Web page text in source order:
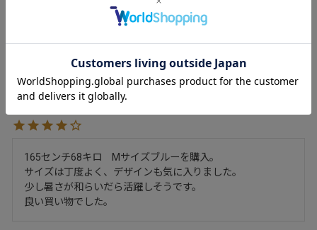
デザインもよく、材質もポリエステル４０％入りなのでシワ
になりにくい。ポケットが２個有り、かつボタンが着いてい
しんさん 1 購入者
165センチ68キロ　Mサイズブルーを購入。
サイズは丁度よく、デザインも気に入りました。
少し暑さが和らいだら活躍しそうです。
良い買い物でした。